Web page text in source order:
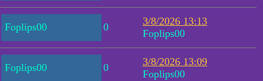
Foplips00 0
3/8/2026 13:13
Foplips00
Foplips00 0
3/8/2026 13:09
Foplips00